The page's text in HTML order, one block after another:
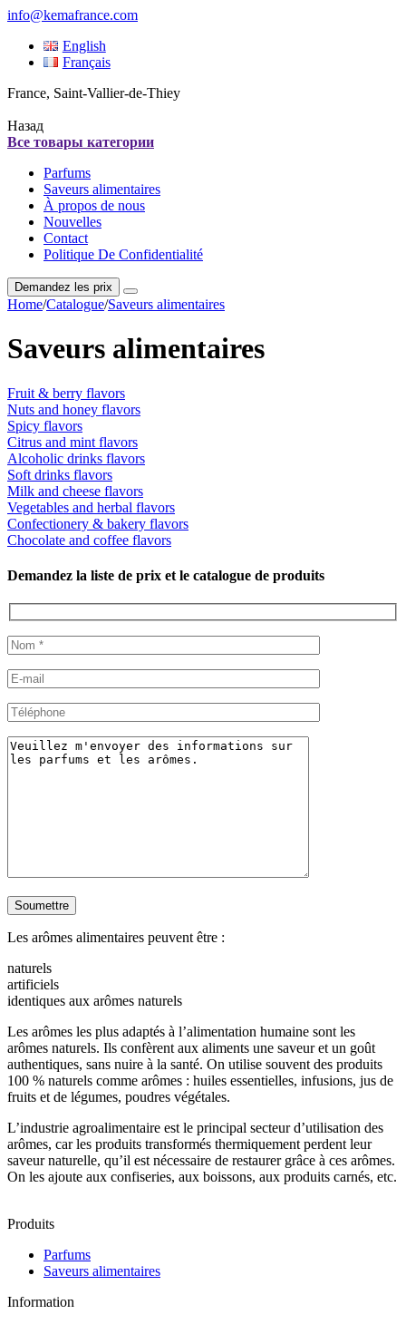
info@kemafrance.com
English
Français
France, Saint-Vallier-de-Thiey
Назад
Все товары категории
Parfums
Saveurs alimentaires
À propos de nous
Nouvelles
Contact
Politique De Confidentialité
Demandez les prix
Home/Catalogue/Saveurs alimentaires
Saveurs alimentaires
Fruit & berry flavors
Nuts and honey flavors
Spicу flavors
Citrus and mint flavors
Alcoholic drinks flavors
Soft drinks flavors
Milk and cheese flavors
Vegetables and herbal flavors
Confectionery & bakery flavors
Chocolate and coffee flavors
Demandez la liste de prix et le catalogue de produits
Les arômes alimentaires peuvent être :
naturels
artificiels
identiques aux arômes naturels
Les arômes les plus adaptés à l’alimentation humaine sont les
arômes naturels. Ils confèrent aux aliments une saveur et un goût
authentiques, sans nuire à la santé. On utilise souvent des produits
100 % naturels comme arômes : huiles essentielles, infusions, jus de
fruits et de légumes, poudres végétales.
L’industrie agroalimentaire est le principal secteur d’utilisation des
arômes, car les produits transformés thermiquement perdent leur
saveur naturelle, qu’il est nécessaire de restaurer grâce à ces arômes.
On les ajoute aux confiseries, aux boissons, aux produits carnés, etc.
Produits
Parfums
Saveurs alimentaires
Information